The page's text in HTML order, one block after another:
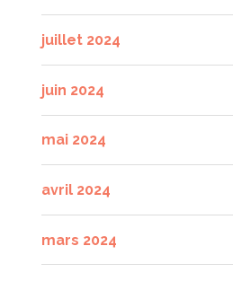
juillet 2024
juin 2024
mai 2024
avril 2024
mars 2024